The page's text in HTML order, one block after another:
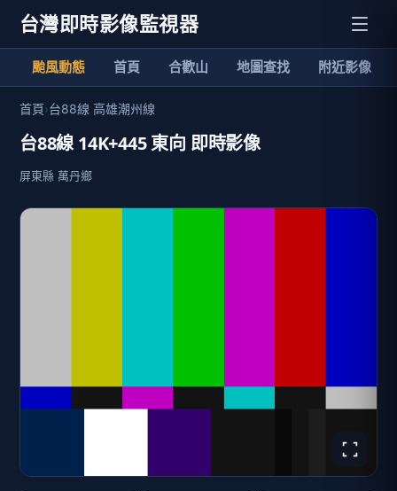
台灣即時影像監視器
颱風動態 首頁 合歡山 地圖查找 附近影像
首頁›台88線 高雄潮州線
台88線 14K+445 東向 即時影像
屏東縣 萬丹鄉